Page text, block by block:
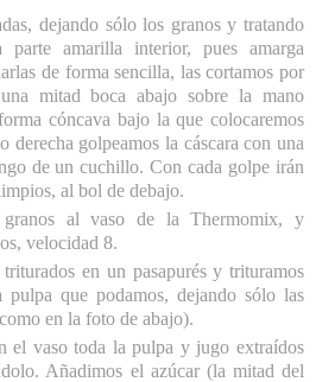
dejando sólo los granos y tratando
amarilla interior, pues amarga
de forma sencilla, las cortamos por
mitad boca abajo sobre la mano
cóncava bajo la que colocaremos
derecha golpeamos la cáscara con una
de un cuchillo. Con cada golpe irán
al bol de debajo.
granos al vaso de la Thermomix, y
velocidad 8.
en un pasapurés y trituramos
pulpa que podamos, dejando sólo las
en la foto de abajo).
el vaso toda la pulpa y jugo extraídos
Añadimos el azúcar (la mitad del